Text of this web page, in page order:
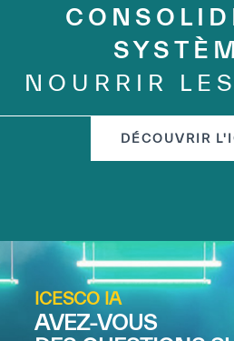
✪
✪ ✪
✪ ✪ ✪
✪ ✪ ✪ ✪
✪ ✪ ✪ ✪ ✪
NOURRIR
DÉCOUVRIR
ICESCO IA
AVEZ-VOUS